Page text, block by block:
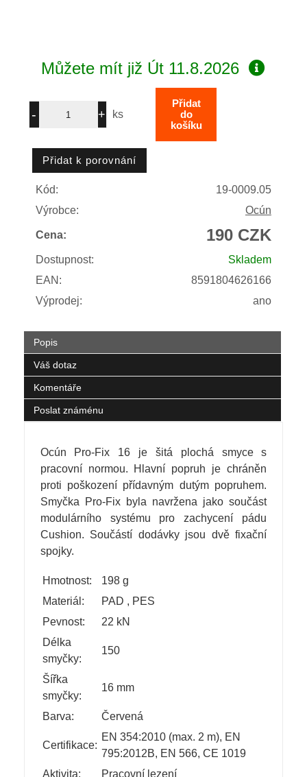
Můžete mít již Út 11.8.2026
ks
Kód:
19-0009.05
Výrobce:
Ocún
Cena: 190 CZK
Dostupnost:
Skladem
EAN:
8591804626166
Výprodej:
ano
Popis
Váš dotaz
Komentáře
Poslat známénu
Ocún Pro-Fix 16 je šitá plochá smyce s
pracovní normou. Hlavní popruh je chráněn
proti poškození přídavným dutým popruhem.
Smyčka Pro-Fix byla navržena jako součást
modulárního systému pro zachycení pádu
Cushion. Součástí dodávky jsou dvě fixační
spojky.
Hmotnost:
198 g
Materiál:
PAD , PES
Pevnost:
22 kN
Délka
smyčky:
150
Šířka
smyčky:
16 mm
Barva: Červená
Certifikace:
EN 354:2010 (max. 2 m), EN
795:2012B, EN 566, CE 1019
Aktivita:
Pracovní lezení